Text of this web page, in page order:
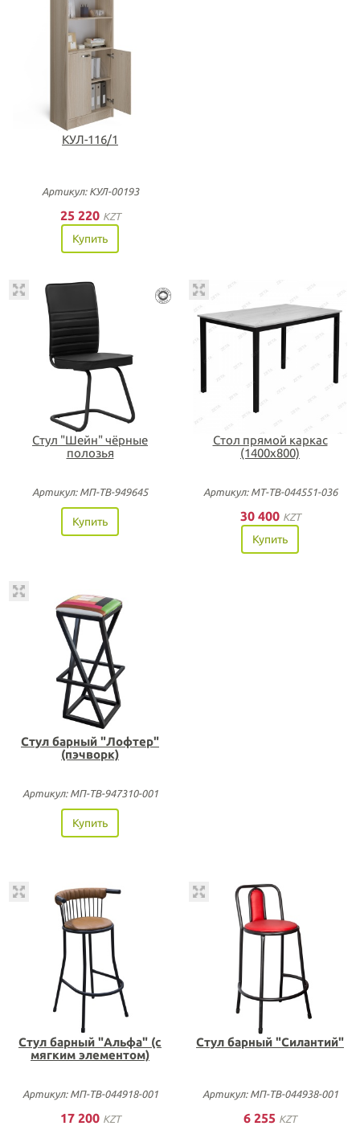
КУЛ-116/1
Артикул: КУЛ-00193
25 220 KZT
Купить
Стул "Шейн" чёрные
полозья
Артикул: МП-ТВ-949645
Купить
Стол прямой каркас
(1400х800)
Артикул: МТ-ТВ-044551-036
30 400 KZT
Купить
Стул барный "Лофтер"
(пэчворк)
Артикул: МП-ТВ-947310-001
Купить
Стул барный "Альфа" (с
мягким элементом)
Артикул: МП-ТВ-044918-001
17 200 KZT
Стул барный "Силантий"
Артикул: МП-ТВ-044938-001
6 255 KZT